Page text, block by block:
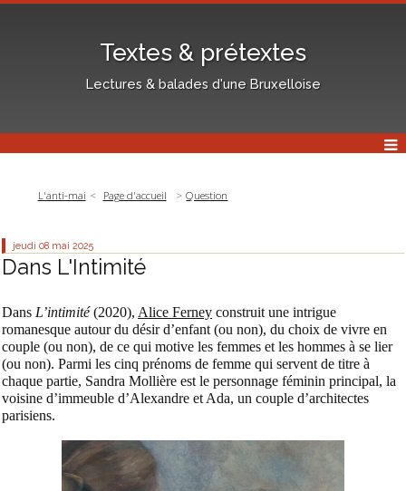
Textes & prétextes
Lectures & balades d'une Bruxelloise
L'anti-mai Page d'accueil Question
jeudi 08 mai 2025
Dans L'Intimité
Dans L’intimité(2020), Alice Ferney construit une intrigue
romanesque autour du désir d’enfant (ou non), du choix de vivre en
couple (ou non), de ce qui motive les femmes et les hommes à se lier
(ou non). Parmi les cinq prénoms de femme qui servent de titre à
chaque partie, Sandra Mollière est le personnage féminin principal, la
voisine d’immeuble d’Alexandre et Ada, un couple d’architectes
parisiens.